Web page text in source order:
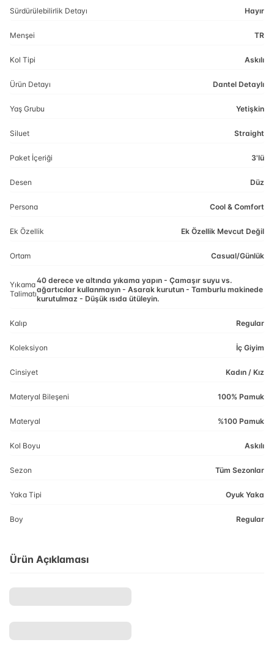
Sürdürülebilirlik Detayı Hayır
Menşei TR
Kol Tipi Askılı
Ürün Detayı Dantel Detaylı
Yaş Grubu Yetişkin
Siluet Straight
Paket İçeriği 3'lü
Desen Düz
Persona Cool & Comfort
Ek Özellik Ek Özellik Mevcut Değil
Ortam Casual/Günlük
Yıkama
Talimatı
40 derece ve altında yıkama yapın - Çamaşır suyu vs.
ağartıcılar kullanmayın - Asarak kurutun - Tamburlu makinede
kurutulmaz - Düşük ısıda ütüleyin.
Kalıp Regular
Koleksiyon İç Giyim
Cinsiyet Kadın / Kız
Materyal Bileşeni 100% Pamuk
Materyal %100 Pamuk
Kol Boyu Askılı
Sezon Tüm Sezonlar
Yaka Tipi Oyuk Yaka
Boy Regular
Ürün Açıklaması